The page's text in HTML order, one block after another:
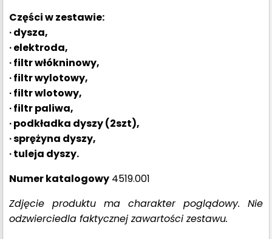
Części w zestawie:
∙ dysza,
∙ elektroda,
∙ filtr włókninowy,
∙ filtr wylotowy,
∙ filtr wlotowy,
∙ filtr paliwa,
∙ podkładka dyszy (2szt),
∙ sprężyna dyszy,
∙ tuleja dyszy.
Numer katalogowy 4519.001
Zdjęcie produktu ma charakter poglądowy. Nie
odzwierciedla faktycznej zawartości zestawu.